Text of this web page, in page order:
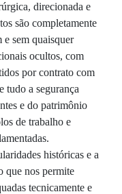
direcionada e
são completamente
e sem quaisquer
ocultos, com
por contrato com
tudo a segurança
e do patrimônio
de trabalho e
históricas e a
que nos permite
tecnicamente e